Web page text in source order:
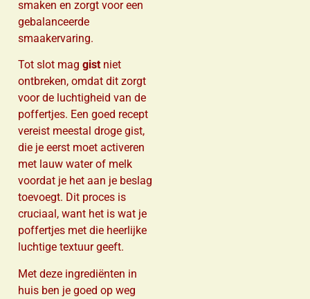
smaken en zorgt voor een
gebalanceerde
smaakervaring.
Tot slot mag gist niet
ontbreken, omdat dit zorgt
voor de luchtigheid van de
poffertjes. Een goed recept
vereist meestal droge gist,
die je eerst moet activeren
met lauw water of melk
voordat je het aan je beslag
toevoegt. Dit proces is
cruciaal, want het is wat je
poffertjes met die heerlijke
luchtige textuur geeft.
Met deze ingrediënten in
huis ben je goed op weg